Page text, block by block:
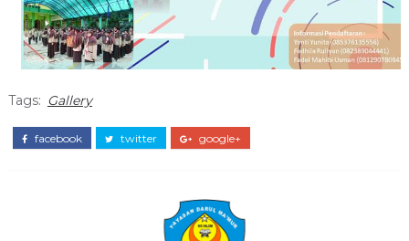
Tags: Gallery
facebook twitter google+